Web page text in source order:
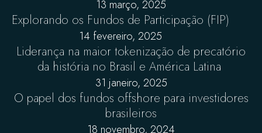
13 março, 2025
Explorando os Fundos de Participação (FIP)
14 fevereiro, 2025
Liderança na maior tokenização de precatório
da história no Brasil e América Latina
31 janeiro, 2025
O papel dos fundos offshore para investidores
brasileiros
18 novembro, 2024